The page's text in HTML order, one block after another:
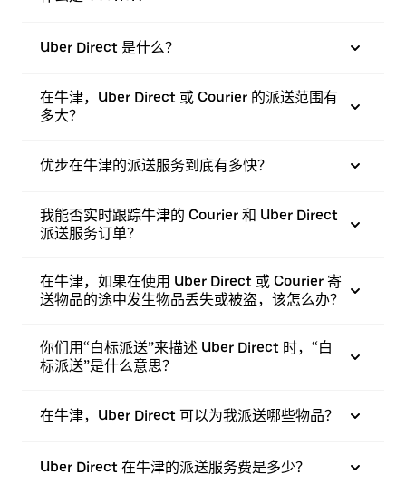
Uber Direct 是什么？
在牛津，Uber Direct 或 Courier 的派送范围有
多大？
优步在牛津的派送服务到底有多快？
我能否实时跟踪牛津的 Courier 和 Uber Direct
派送服务订单？
在牛津，如果在使用 Uber Direct 或 Courier 寄
送物品的途中发生物品丢失或被盗，该怎么办？
你们用“白标派送”来描述 Uber Direct 时，“白
标派送”是什么意思？
在牛津，Uber Direct 可以为我派送哪些物品？
Uber Direct 在牛津的派送服务费是多少？